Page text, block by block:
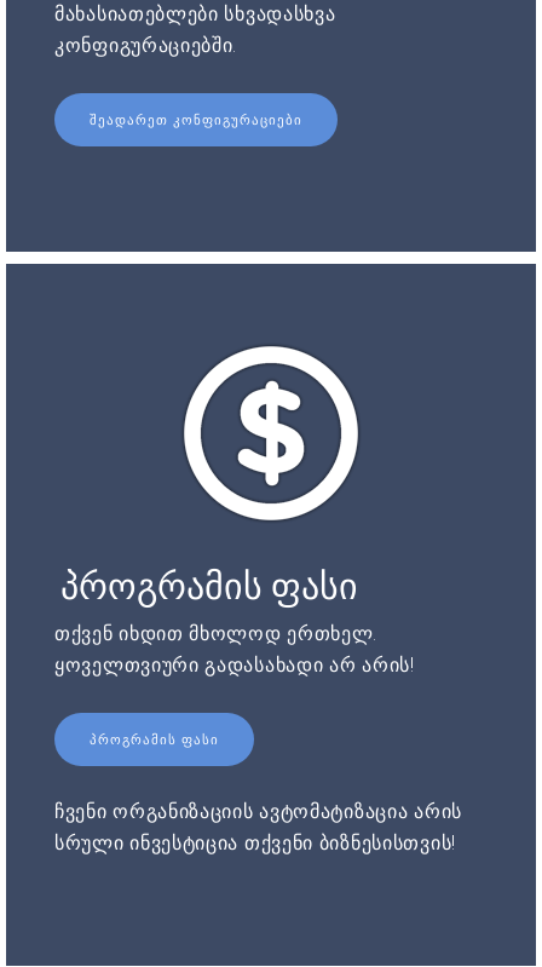
მახასიათებლები სხვადასხვა
კონფიგურაციებში.
ᲨᲔᲐᲓᲐᲠᲔᲗ ᲙᲝᲜᲤᲘᲒᲣᲠᲐᲪᲘᲔᲑᲘ
პროგრამის ფასი
თქვენ იხდით მხოლოდ ერთხელ.
ყოველთვიური გადასახადი არ არის!
ᲞᲠᲝᲒᲠᲐᲛᲘᲡ ᲤᲐᲡᲘ
ჩვენი ორგანიზაციის ავტომატიზაცია არის
სრული ინვესტიცია თქვენი ბიზნესისთვის!